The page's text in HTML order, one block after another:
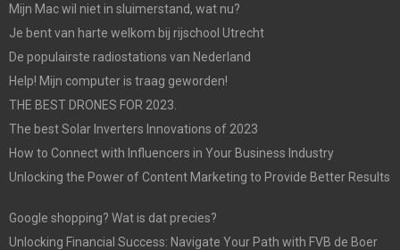
Mijn Mac wil niet in sluimerstand, wat nu?
Je bent van harte welkom bij rijschool Utrecht
De populairste radiostations van Nederland
Help! Mijn computer is traag geworden!
THE BEST DRONES FOR 2023.
The best Solar Inverters Innovations of 2023
How to Connect with Influencers in Your Business Industry
Unlocking the Power of Content Marketing to Provide Better Results
Google shopping? Wat is dat precies?
Unlocking Financial Success: Navigate Your Path with FVB de Boer